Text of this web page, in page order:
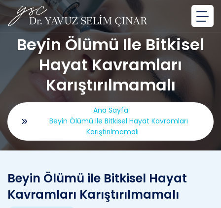
Beyin Ölümü Ile Bitkisel
Hayat Kavramları
Karıştırılmamalı
Ana Sayfa
Beyin Ölümü Ile Bitkisel Hayat Kavramları
Karıştırılmamalı
Beyin Ölümü ile Bitkisel Hayat
Kavramları Karıştırılmamalı